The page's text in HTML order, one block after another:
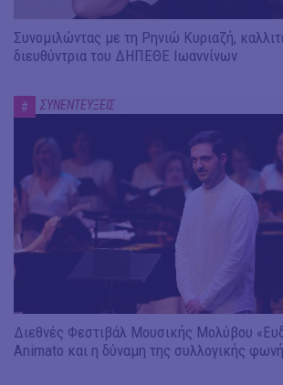
Συνομιλώντας με τη Ρηνιώ Κυριαζή,
διευθύντρια του ΔΗΠΕΘΕ Ιωαννίνων
# ΣΥΝΕΝΤΕΥΞΕΙΣ
Διεθνές Φεστιβάλ Μουσικής Μολύβου
Animato και η δύναμη της συλλογικής